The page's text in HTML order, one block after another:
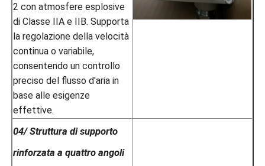
2 con atmosfere esplosive
di Classe IIA e IIB. Supporta
la regolazione della velocità
continua o variabile,
consentendo un controllo
preciso del flusso d'aria in
base alle esigenze
effettive.
04/ Struttura di supporto
rinforzata a quattro angoli